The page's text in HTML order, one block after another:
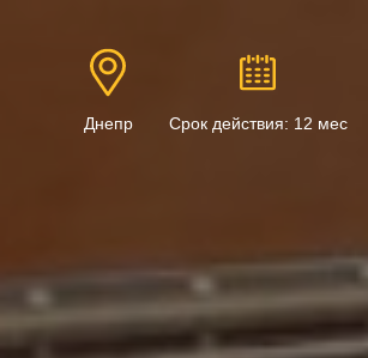
Днепр Срок действия: 12 мес